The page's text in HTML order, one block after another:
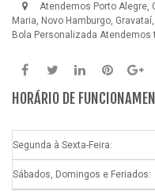
Atendemos Porto Alegre,
Maria, Novo Hamburgo,
Bola Personalizada Atendemos
HORÁRIO DE
Segunda à Sexta-Feira:
Sábados, Domingos e Feriados: